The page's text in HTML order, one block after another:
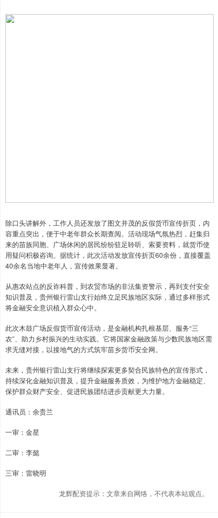
除口头讲解外，工作人员还发放了图文并茂的反假货币宣传折页，内
容重点突出，便于中老年群众长期查阅。活动现场气氛热烈，赶集归
来的苗族同胞、广场休闲的居民纷纷驻足聆听、索要资料，就货币使
用疑问积极咨询。据统计，此次活动发放宣传折页60余份，直接覆盖
40余名当地中老年人，宣传效果显著。
从惠农站点的反诈科普，到农贸市场的非法集资警示，再到支付安全
知识普及，贵州银行雷山支行始终立足民族地区实际，通过多样形式
将金融安全意识植入群众心中。
此次木鼓广场反假货币宣传活动，是金融机构扎根基层、服务“三
农”、助力乡村振兴的生动实践。它将国家金融政策与少数民族地区需
求无缝对接，以接地气的方式筑牢苗乡货币安全网。
未来，贵州银行雷山支行将继续探索更多契合民族特色的宣传形式，
持续深化金融知识普及，提升金融服务质效，为维护地方金融稳定、
保护群众财产安全、促进民族团结进步贡献更大力量。
通讯员：余贵兰
一审：金星
二审：李懿
三审：雷晓明
龙辉配资提示：文章来自网络，不代表本站观点。